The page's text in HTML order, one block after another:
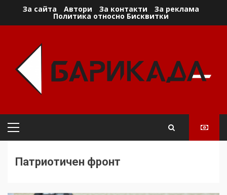
За сайта Автори За контакти За реклама
Политика относно Бисквитки
Primary
Патриотичен фронт